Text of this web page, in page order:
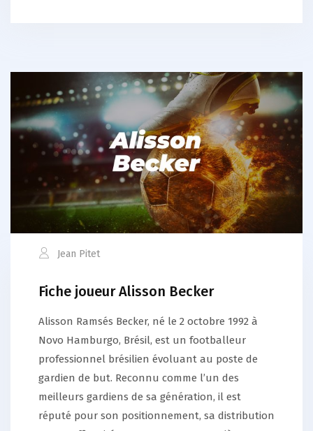
Jean Pitet
Fiche joueur Alisson Becker
Alisson Ramsés Becker, né le 2 octobre 1992 à
Novo Hamburgo, Brésil, est un footballeur
professionnel brésilien évoluant au poste de
gardien de but. Reconnu comme l’un des
meilleurs gardiens de sa génération, il est
réputé pour son positionnement, sa distribution